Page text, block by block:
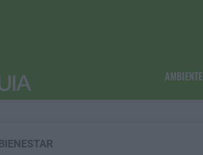
AMBIENTE
BIENESTAR